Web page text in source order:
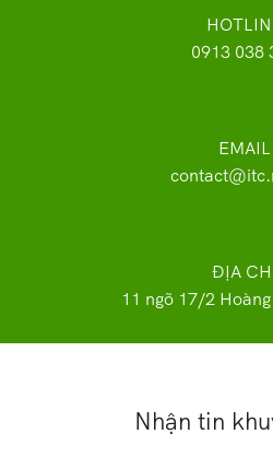
0913 038
EMAIL
ĐỊA
11 ngõ 17/2
Nhận tin